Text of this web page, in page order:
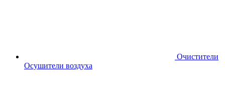
Очистители
Осушители воздуха